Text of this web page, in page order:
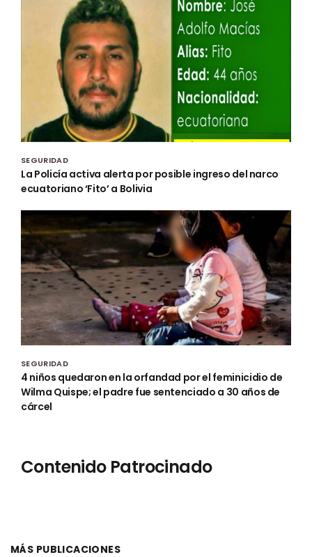
SEGURIDAD
La Policía activa alerta por posible ingreso del narco
ecuatoriano ‘Fito’ a Bolivia
SEGURIDAD
4 niños quedaron en la orfandad por el feminicidio de
Wilma Quispe; el padre fue sentenciado a 30 años de
cárcel
Contenido Patrocinado
MÁS PUBLICACIONES